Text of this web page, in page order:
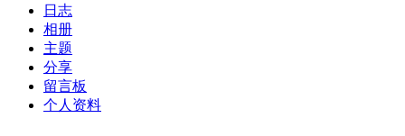
日志
相册
主题
分享
留言板
个人资料